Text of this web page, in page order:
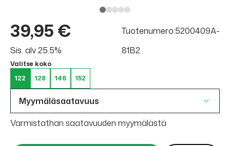
39,95 €
Sis. alv 25.5%
Tuotenumero:5200409A-
81B2
Valitse koko
122
128 146 152
Myymäläsaatavuus
Varmistathan saatavuuden myymälästä